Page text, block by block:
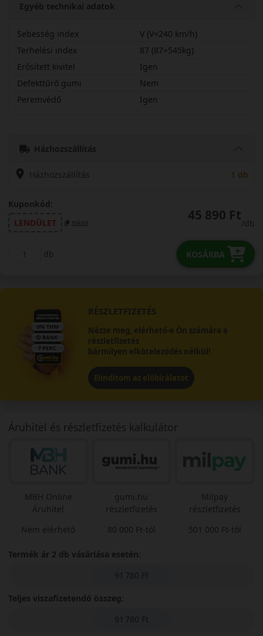
Egyéb technikai adatok
Sebesség index
V (V=240 km/h)
Terhelési index
87 (87=545kg)
Erősített kivitel
Igen
Defekttűrő gumi
Nem
Peremvédő
Igen
Házhozszállítás
Házhozszállítás 1 db
Kuponkód:
LENDÜLET
másol 45 890 Ft
/db
db KOSÁRBA
RÉSZLETFIZETÉS
Nézze meg, elérhető-e Ön számára a
részletfizetés
bármilyen elköteleződés nélkül!
Elindítom az előbírálatot
Áruhitel és részletfizetés kalkulátor
MBH Online
Áruhitel
Nem elérhető
gumi.hu
részletfizetés
80 000 Ft-tól
Milpay
részletfizetés
501 000 Ft-tól
Termék ár 2 db vásárlása esetén:
91 780 Ft
Teljes viszafizetendő összeg:
91 780 Ft